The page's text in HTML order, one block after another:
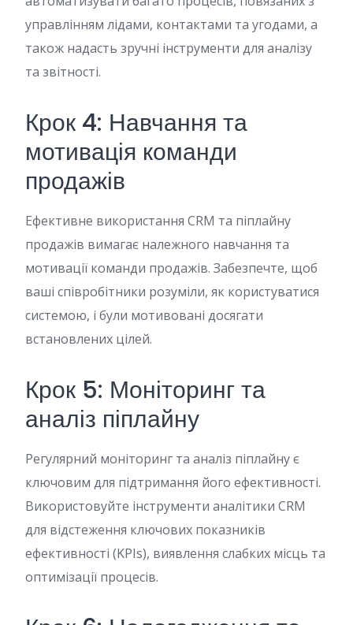
управлінням лідами, контактами та угодами, а
також надасть зручні інструменти для аналізу
та звітності.
Крок 4: Навчання та
мотивація команди
продажів
Ефективне використання CRM та піплайну
продажів вимагає належного навчання та
мотивації команди продажів. Забезпечте, щоб
ваші співробітники розуміли, як користуватися
системою, і були мотивовані досягати
встановлених цілей.
Крок 5: Моніторинг та
аналіз піплайну
Регулярний моніторинг та аналіз піплайну є
ключовим для підтримання його ефективності.
Використовуйте інструменти аналітики CRM
для відстеження ключових показників
ефективності (KPIs), виявлення слабких місць та
оптимізації процесів.